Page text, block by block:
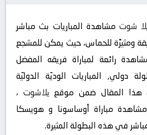
شوت مشاهدة المباريات بث مباشر
ومثيرًة للحماس، حيث يمكن للمشجع
رائعة لمباراة فريقه المفضل
دولي, المباريات الوديّة الدوليّة
يلاشوت ،
مباراة أوساسونا و هويسكا